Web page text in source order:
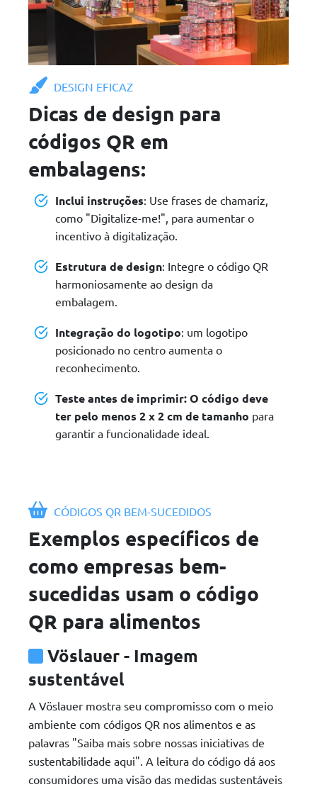
DESIGN EFICAZ
Dicas de design para
códigos QR em
embalagens:
Inclui instruções: Use frases de chamariz,
como "Digitalize-me!", para aumentar o
incentivo à digitalização.
Estrutura de design: Integre o código QR
harmoniosamente ao design da
embalagem.
Integração do logotipo: um logotipo
posicionado no centro aumenta o
reconhecimento.
Teste antes de imprimir:O código deve
ter pelo menos 2 x 2 cm de tamanho para
garantir a funcionalidade ideal.
CÓDIGOS QR BEM-SUCEDIDOS
Exemplos específicos de
como empresas bem-
sucedidas usam o código
QR para alimentos
Vöslauer - Imagem
sustentável
A Vöslauer mostra seu compromisso com o meio
ambiente com códigos QR nos alimentos e as
palavras "Saiba mais sobre nossas iniciativas de
sustentabilidade aqui". A leitura do código dá aos
consumidores uma visão das medidas sustentáveis